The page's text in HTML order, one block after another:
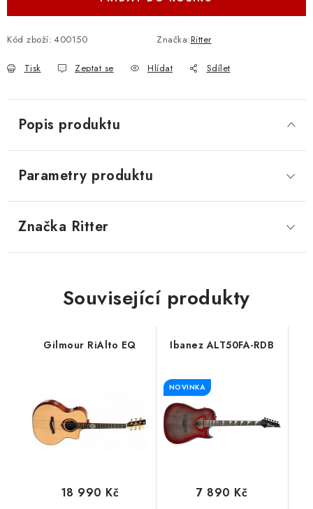
Kód zboží: 400150 Značka:Ritter
Tisk Zeptat se Hlídat Sdílet
Popis produktu
Parametry produktu
Značka Ritter
Související produkty
Gilmour RiAlto EQ
18 990 Kč
Ibanez ALT50FA-RDB
NOVINKA
7 890 Kč